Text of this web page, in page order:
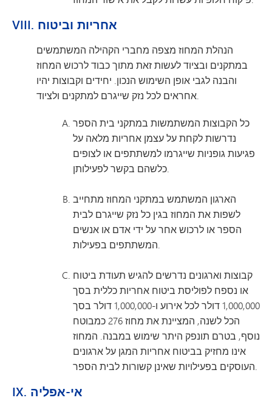
VIII. אחריות וביטוח
הנהלת המחוז מצפה מחברי הקהילה המשתמשים
במתקנים ובציוד לעשות זאת מתוך כבוד לרכוש המחוז
והבנה לגבי אופן השימוש הנכון. יחידים וקבוצות יהיו
אחראים לכל נזק שייגרם למתקנים ולציוד.
כל הקבוצות המשתמשות במתקני בית הספר
נדרשות לקחת על עצמן אחריות מלאה על
פגיעות גופניות שייגרמו למשתתפים או לצופים
כלשהם בקשר לפעילותן.
הארגון המשתמש במתקני המחוז מתחייב
לשפות את המחוז בגין כל נזק שייגרם לבית
הספר או לרכוש אחר על ידי אדם או אנשים
המשתתפים בפעילות.
קבוצות וארגונים נדרשים להגיש תעודת ביטוח
או נספח לפוליסת ביטוח אחריות כללית בסך
1,000,000 דולר לכל אירוע ו-1,000,000 דולר בסך
הכל לשנה, המציינת את מחוז 276 כמבוטח
נוסף, בטרם תונפק היתר שימוש במבנה. המחוז
אינו מחזיק בביטוח אחריות המגן על ארגונים
העוסקים בפעילויות שאינן קשורות לבית הספר.
IX. אי-אפליה